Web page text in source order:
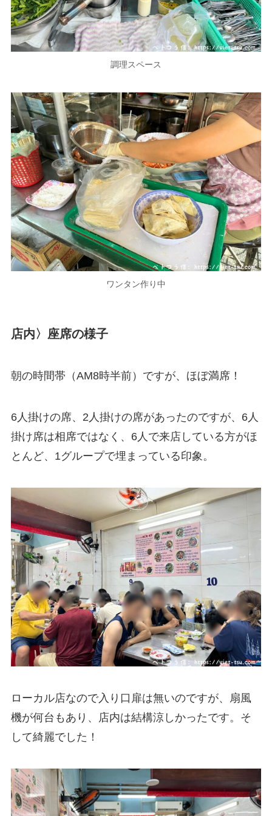
調理スペース
ワンタン作り中
店内〉座席の様子
朝の時間帯（AM8時半前）ですが、ほぼ満席！
6人掛けの席、2人掛けの席があったのですが、6人
掛け席は相席ではなく、6人で来店している方がほ
とんど、1グループで埋まっている印象。
ローカル店なので入り口扉は無いのですが、扇風
機が何台もあり、店内は結構涼しかったです。そ
して綺麗でした！